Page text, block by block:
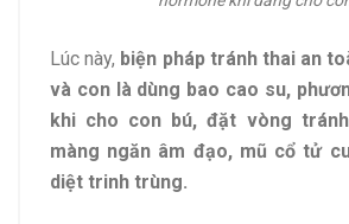
Lúc này, biện pháp tránh thai an
và con là dùng bao cao su,
khi cho con bú, đặt vòng
màng ngăn âm đạo, mũ cổ tử
diệt trinh trùng.